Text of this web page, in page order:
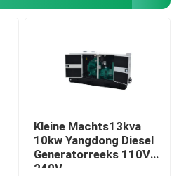
Kleine Machts13kva
10kw Yangdong Diesel
Generatorreeks 110V
240V